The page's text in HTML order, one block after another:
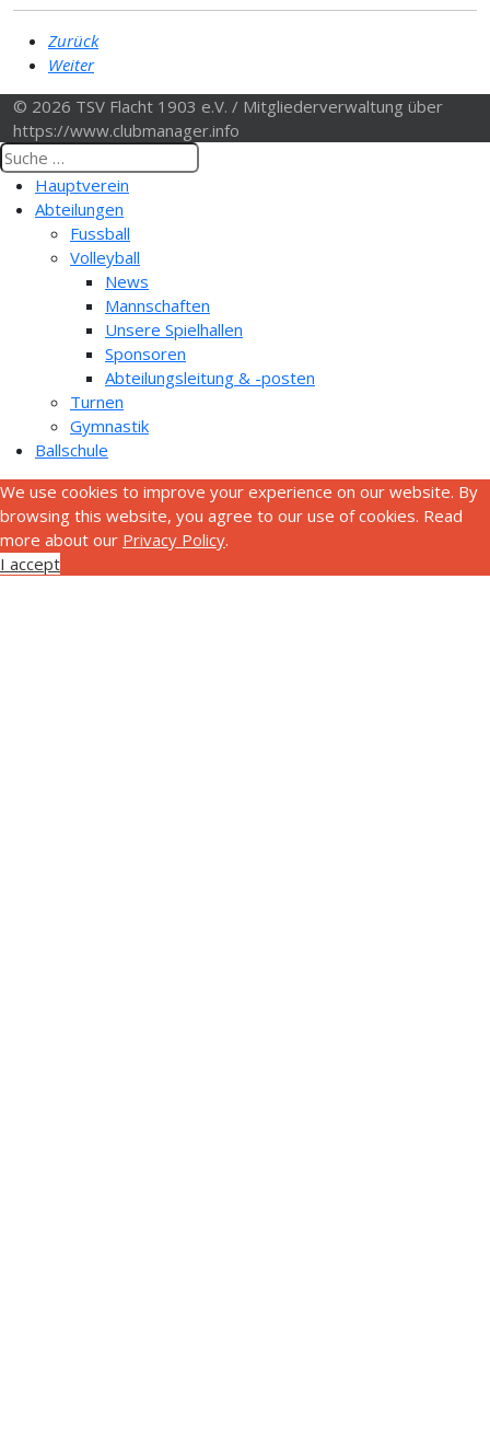
Zurück
Weiter
© 2026 TSV Flacht 1903 e.V. / Mitgliederverwaltung über
https://www.clubmanager.info
Hauptverein
Abteilungen
Fussball
Volleyball
News
Mannschaften
Unsere Spielhallen
Sponsoren
Abteilungsleitung & -posten
Turnen
Gymnastik
Ballschule
We use cookies to improve your experience on our website. By
browsing this website, you agree to our use of cookies. Read
more about our Privacy Policy.
I accept